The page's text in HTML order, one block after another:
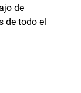
de
de todo el